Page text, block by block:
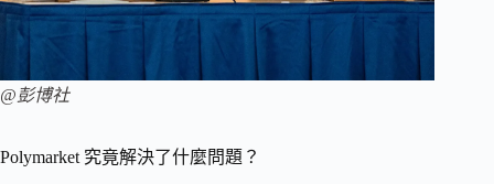
@彭博社
Polymarket 究竟解決了什麼問題？